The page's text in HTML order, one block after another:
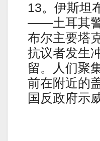
13。伊斯坦
——土耳其警
布尔主要塔
抗议者发生
留。人们聚
前在附近的
国反政府示